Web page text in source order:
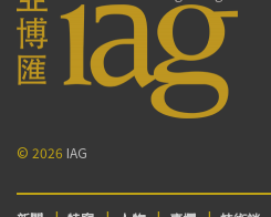
© 2026 IAG